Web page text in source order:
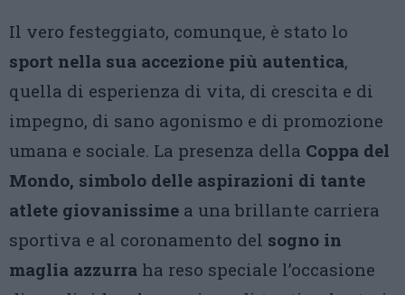
Il vero festeggiato, comunque, è stato lo
sport nella sua accezione più autentica,
quella di esperienza di vita, di crescita e di
impegno, di sano agonismo e di promozione
umana e sociale. La presenza della Coppa del
Mondo, simbolo delle aspirazioni di tante
atlete giovanissime a una brillante carriera
sportiva e al coronamento del sogno in
maglia azzurra ha reso speciale l’occasione